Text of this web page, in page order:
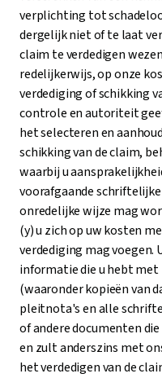
verplichting tot
dergelijk niet of te laat
claim te verdedigen
redelijkerwijs, op onze
verdediging of schikking
controle en autoriteit
het selecteren en
schikking van de claim,
waarbij u
voorafgaande
onredelijke wijze mag
(y) u zich op uw kosten
verdediging mag voegen.
informatie die u hebt
(waaronder kopieën van
pleitnota's en alle
of andere documenten
en zult anderszins met
het verdedigen van de